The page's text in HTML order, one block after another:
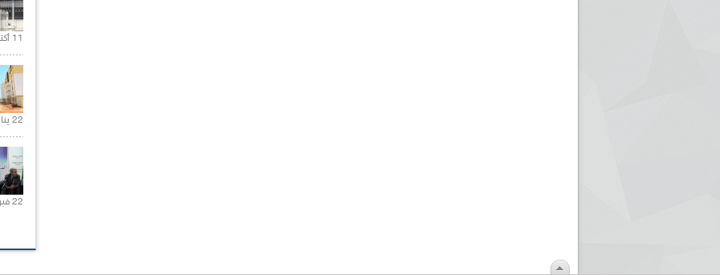
11 أكتوبر 2020 |
22 يناير 2020 |
22 فبراير 2021 |